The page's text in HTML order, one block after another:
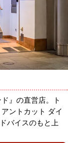
』の直営店。ト
ントカット ダイ
バイスのもと上